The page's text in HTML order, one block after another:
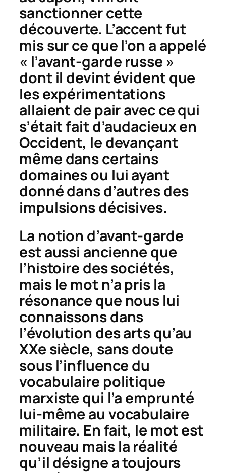
sanctionner cette
découverte. L’accent fut
mis sur ce que l’on a appelé
« l’avant-garde russe »
dont il devint évident que
les expérimentations
allaient de pair avec ce qui
s’était fait d’audacieux en
Occident, le devançant
même dans certains
domaines ou lui ayant
donné dans d’autres des
impulsions décisives.
La notion d’avant-garde
est aussi ancienne que
l’histoire des sociétés,
mais le mot n’a pris la
résonance que nous lui
connaissons dans
l’évolution des arts qu’au
XXe siècle, sans doute
sous l’influence du
vocabulaire politique
marxiste qui l’a emprunté
lui-même au vocabulaire
militaire. En fait, le mot est
nouveau mais la réalité
qu’il désigne a toujours